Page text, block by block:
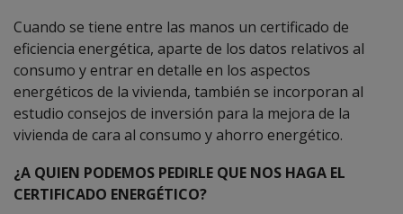
Cuando se tiene entre las manos un certificado de
eficiencia energética, aparte de los datos relativos al
consumo y entrar en detalle en los aspectos
energéticos de la vivienda, también se incorporan al
estudio consejos de inversión para la mejora de la
vivienda de cara al consumo y ahorro energético.
¿A QUIEN PODEMOS PEDIRLE QUE NOS HAGA EL
CERTIFICADO ENERGÉTICO?